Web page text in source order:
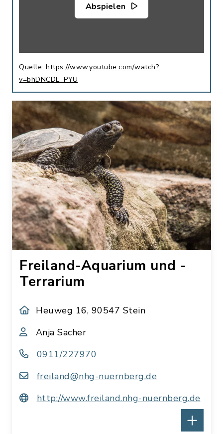
Abspielen
Quelle: https://www.youtube.com/watch?
v=bhDNCDE_PYU
Freiland-Aquarium und -
Terrarium
Heuweg 16, 90547 Stein
Anja Sacher
0911/227970
freiland@nhg-nuernberg.de
http://www.freiland.nhg-nuernberg.de